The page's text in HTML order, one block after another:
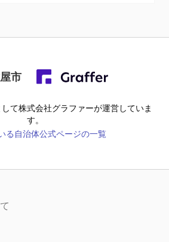
市
て株式会社グラファーが運営していま
す。
る自治体公式ページの一覧